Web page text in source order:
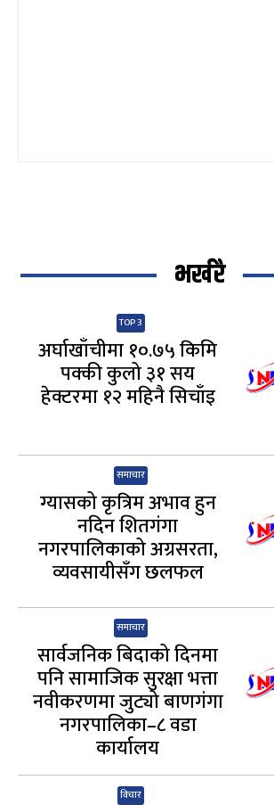
भर्खरै
TOP 3
अर्घाखाँचीमा १०.७५ किमि
पक्की कुलो ३१ सय
हेक्टरमा १२ महिनै सिचाँइ
समाचार
ग्यासको कृत्रिम अभाव हुन
नदिन शितगंगा
नगरपालिकाको अग्रसरता,
व्यवसायीसँग छलफल
समाचार
सार्वजनिक बिदाको दिनमा
पनि सामाजिक सुरक्षा भत्ता
नवीकरणमा जुट्यो बाणगंगा
नगरपालिका–८ वडा
कार्यालय
विचार